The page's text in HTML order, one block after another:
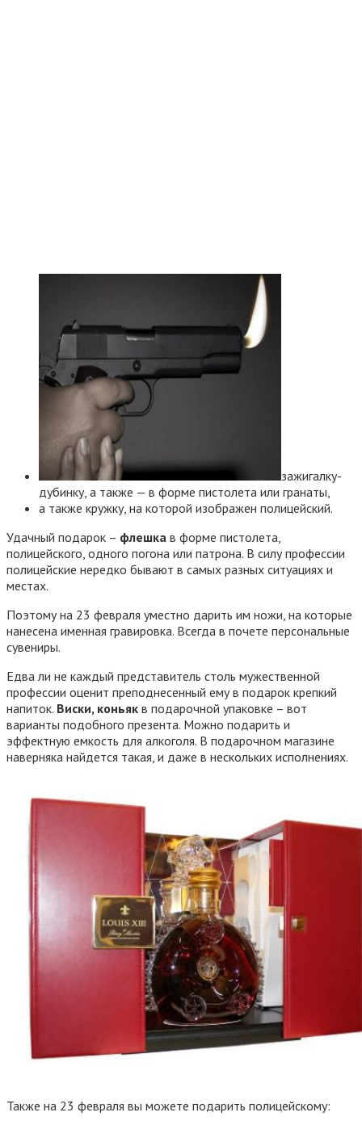
зажигалку-
дубинку, а также — в форме пистолета или гранаты,
а также кружку, на которой изображен полицейский.
Удачный подарок – флешка в форме пистолета,
полицейского, одного погона или патрона. В силу профессии
полицейские нередко бывают в самых разных ситуациях и
местах.
Поэтому на 23 февраля уместно дарить им ножи, на которые
нанесена именная гравировка. Всегда в почете персональные
сувениры.
Едва ли не каждый представитель столь мужественной
профессии оценит преподнесенный ему в подарок крепкий
напиток. Виски, коньяк в подарочной упаковке – вот
варианты подобного презента. Можно подарить и
эффектную емкость для алкоголя. В подарочном магазине
наверняка найдется такая, и даже в нескольких исполнениях.
Также на 23 февраля вы можете подарить полицейскому: